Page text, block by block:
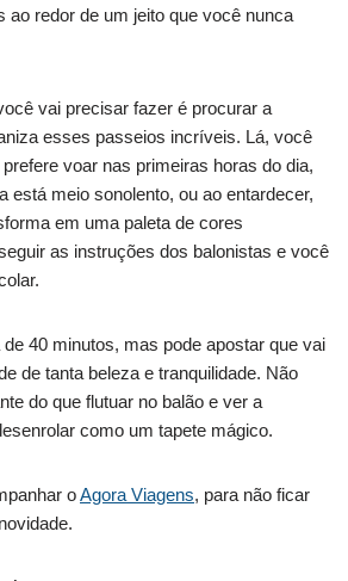
ao redor de um jeito que você nunca
vai precisar fazer é procurar a
esses passeios incríveis. Lá, você
voar nas primeiras horas do dia,
está meio sonolento, ou ao entardecer,
em uma paleta de cores
as instruções dos balonistas e você
40 minutos, mas pode apostar que vai
de tanta beleza e tranquilidade. Não
do que flutuar no balão e ver a
como um tapete mágico.
oAgora Viagens, para não ficar